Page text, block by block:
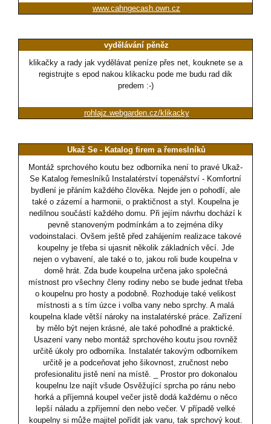
www.cahngecash.own.cz
vydělávání pěněz
klikačky a rady jak vydělávat peníze přes net, kouknete se a
registrujte s epod nakou klikacku pode me budu rad dik
predem :-)
rohlajz.webgarden.cz/klikacky
Ukaž Se - Katalog firem a řemeslníků
Montáž sprchového koutu bez odborníka není to pravé Ukaž-
Se Katalog řemeslníků Instalatérství topenářství - Komfortní
bydlení je přáním každého člověka. Nejde jen o pohodlí, ale
také o zázemí a harmonii, o praktičnost a styl. Koupelna je
nedílnou součástí každého domu. Při jejím návrhu dochází k
pevně stanoveným podmínkám a to zejména díky
vodoinstalaci. Ovšem ještě před zahájením realizace takové
koupelny je třeba si ujasnit několik základních věcí. Jde
nejen o vybavení, ale také o to, jakou roli bude koupelna v
domě hrát. Zda bude koupelna určena jako společná
místnost pro všechny členy rodiny nebo se bude jednat třeba
o koupelnu pro hosty a podobně. Rozhoduje také velikost
místnosti a s tím úzce i volba vany nebo sprchy. A malá
koupelna klade větší nároky na instalatérské práce. Zařízení
by mělo být nejen krásné, ale také pohodlné a praktické.
Usazení vany nebo montáž sprchového koutu jsou rovněž
určitě úkoly pro odborníka. Instalatér takovým odborníkem
určitě je a podceňovat jeho šikovnost, zručnost nebo
profesionalitu jistě není na místě. _ Prostor pro dokonalou
koupelnu lze najít všude Osvěžující sprcha po ránu nebo
horká a příjemná koupel večer jistě dodá každému o něco
lepší náladu a zpříjemní den nebo večer. V případě velké
koupelny si může majitel pořídit jak vanu, tak sprchový kout.